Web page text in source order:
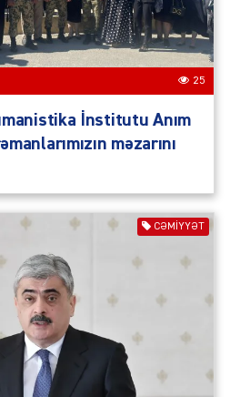
25
İnstitutu Anım
məzarını
CƏMIYYƏT